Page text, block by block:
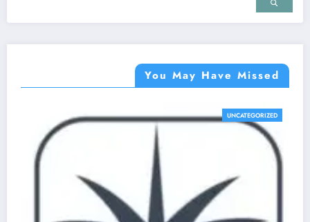
You May Have Missed
UNCATEGORIZED